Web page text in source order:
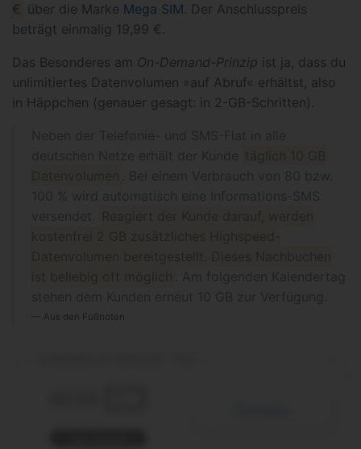
€ über die Marke Mega SIM. Der Anschlusspreis
beträgt einmalig 19,99 €.
Das Besonderes am On-Demand-Prinzip ist ja, dass du
unlimitiertes Datenvolumen »auf Abruf« erhältst, also
in Häppchen (genauer gesagt: in 2-GB-Schritten).
Aus den Fußnoten